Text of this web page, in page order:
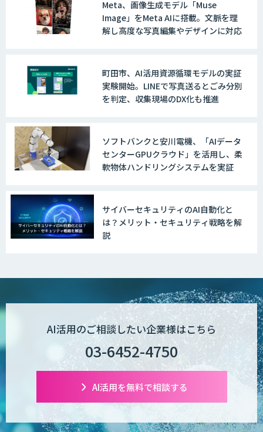
Meta、画像生成モデル「Muse
Image」をMeta AIに搭載。文脈を理
解し高度な写真編集やデザインに対応
町田市、AI活用資源循環モデルの実証
実験開始。LINEで写真送るとごみ分別
を判定、収集現場のDX化も推進
ソフトバンクと安川電機、「AIデータ
センターGPUクラウド」を活用し、柔
軟物体ハンドリングシステムを実証
サイバーセキュリティのAI自動化と
は？メリット・セキュリティ戦略を解
説
AI活用のご相談したい企業様はこちら
03-6452-4750
AI活用を無料で相談する